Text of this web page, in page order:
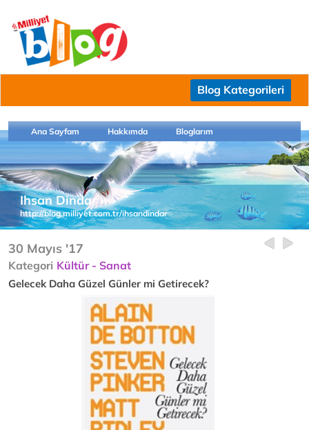
Blog Kategorileri
Ana Sayfam Hakkımda Bloglarım
Ihsan Dindar
http://blog.milliyet.com.tr/ihsandindar
30 Mayıs '17
Kategori Kültür - Sanat
Gelecek Daha Güzel Günler mi Getirecek?